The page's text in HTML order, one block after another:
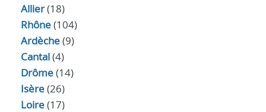
Allier(18)
Rhône(104)
Ardèche(9)
Cantal(4)
Drôme(14)
Isère(26)
Loire(17)